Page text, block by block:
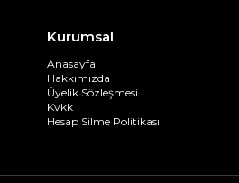
Kurumsal
Anasayfa
Hakkımızda
Üyelik Sözleşmesi
Kvkk
Hesap Silme Politikası